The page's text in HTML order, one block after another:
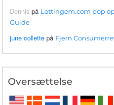
Dennis på Lottingem.com pop
Guide
june collette på Fjern
Oversættelse